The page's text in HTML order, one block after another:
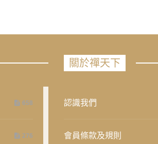
658
276
關於禪天下
認識我們
會員條款及規則